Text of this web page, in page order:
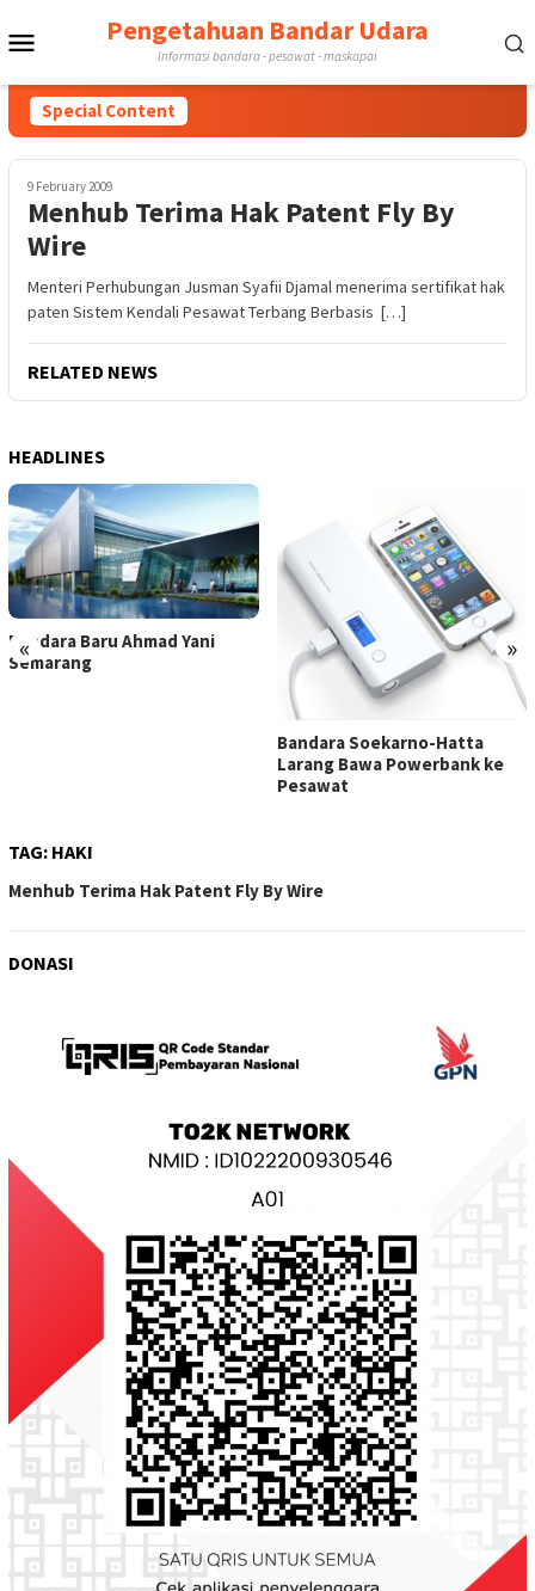
to
MobilePengetahuan Bandar Udara
Informasi bandara - pesawat - maskapai
Special Content
9 February 2009
Menhub Terima Hak Patent Fly By
Wire
Menteri Perhubungan Jusman Syafii Djamal menerima sertifikat hak
paten Sistem Kendali Pesawat Terbang Berbasis […]
RELATED NEWS
HEADLINES
« »
Bandara Baru Ahmad Yani
Semarang
Bandara Soekarno-Hatta
Larang Bawa Powerbank ke
Pesawat
TAG: HAKI
Menhub Terima Hak Patent Fly By Wire
DONASI